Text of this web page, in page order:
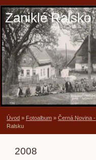
Zaniklé Ralsko
Úvod » Fotoalbum » Černá Novina
Ralsku
2008